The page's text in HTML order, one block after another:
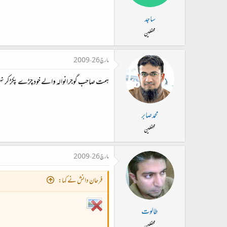
ساجد
محفلین
محمدصابر
محفلین
مارچ 26، 2009
ہمت صاحب گوجرانوالہ والے خود چڑے پکڑ کر
طالوت
مارچ 26، 2009
فرحان دانش نے کہا: